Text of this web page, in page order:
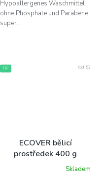
Hypoallergenes Waschmittel
ohne Phosphate und Parabene,
super...
TIP
ECOVER bělicí
prostředek 400 g
Skladem
Kód: 53